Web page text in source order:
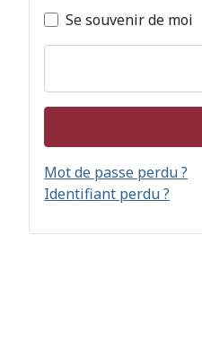
Se souvenir de moi
Mot de passe perdu ?
Identifiant perdu ?